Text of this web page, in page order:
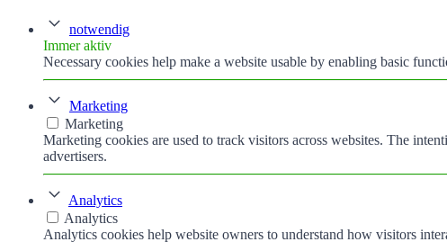
notwendig
Immer aktiv
Necessary cookies help make a website usable by enabling basic
Marketing
Marketing
Marketing cookies are used to track visitors across websites. The
advertisers.
Analytics
Analytics
Analytics cookies help website owners to understand how visitors